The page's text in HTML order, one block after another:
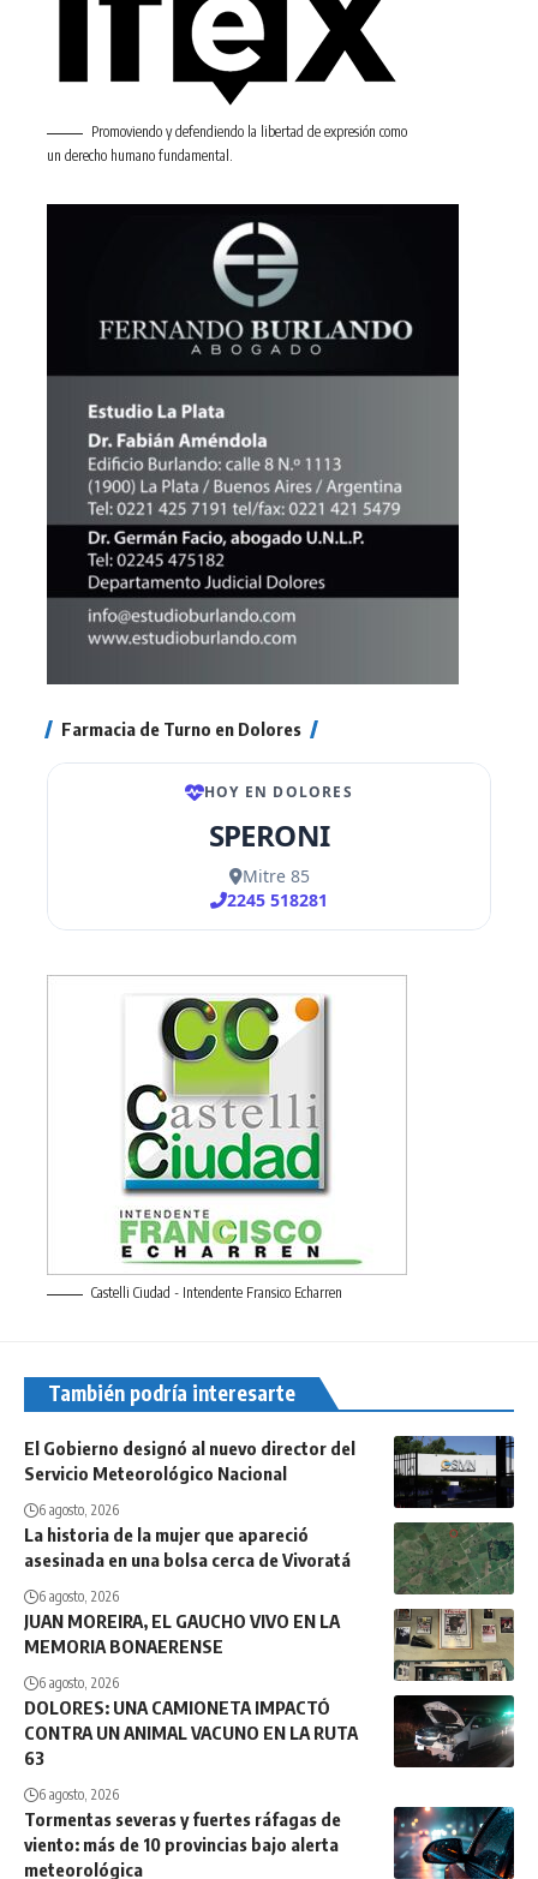
Promoviendo y defendiendo la libertad de expresión como
un derecho humano fundamental.
Farmacia de Turno en Dolores
Castelli Ciudad - Intendente Fransico Echarren
También podría interesarte
El Gobierno designó al nuevo director del
Servicio Meteorológico Nacional
6 agosto, 2026
La historia de la mujer que apareció
asesinada en una bolsa cerca de Vivoratá
6 agosto, 2026
JUAN MOREIRA, EL GAUCHO VIVO EN LA
MEMORIA BONAERENSE
6 agosto, 2026
DOLORES: UNA CAMIONETA IMPACTÓ
CONTRA UN ANIMAL VACUNO EN LA RUTA
63
6 agosto, 2026
Tormentas severas y fuertes ráfagas de
viento: más de 10 provincias bajo alerta
meteorológica